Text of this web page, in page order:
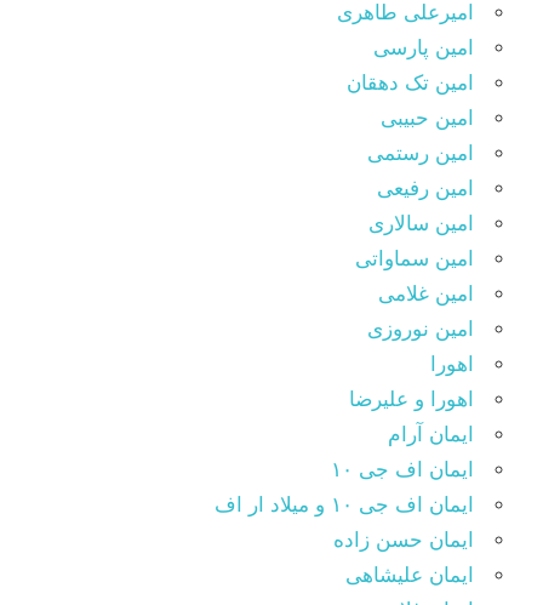
امیرعلی طاهری
امین پارسی
امین تک دهقان
امین حبیبی
امین رستمی
امین رفیعی
امین سالاری
امین سماواتی
امین غلامی
امین نوروزی
اهورا
اهورا و علیرضا
ایمان آرام
ایمان اف جی ۱۰
ایمان اف جی ۱۰ و میلاد ار اف
ایمان حسن زاده
ایمان علیشاهی